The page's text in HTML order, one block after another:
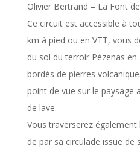
Olivier Bertrand – La Font
Ce circuit est accessible à
km à pied ou en VTT, vous
du sol du terroir Pézenas
bordés de pierres
point de vue sur le paysage
de lave.
Vous traverserez également
de par sa circulade issue de